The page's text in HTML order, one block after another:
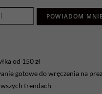
POWIADOM MNIE
od 150 zł
gotowe do wręczenia na
trendach